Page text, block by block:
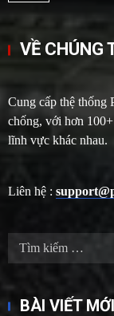
VỀ CHÚNG
Cung cấp thệ thống
chống, với hơn
lĩnh vực khác nhau.
Liên hệ :
Tìm
kiếm
BÀI VIẾT MỚI